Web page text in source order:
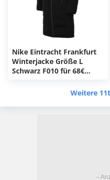
Nike Eintracht Frankfurt
Winterjacke Größe L
Schwarz F010 für 68€
Weitere